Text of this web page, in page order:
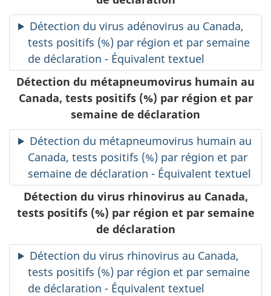
Détection du virus adénovirus au Canada,
tests positifs (%) par région et par semaine
de déclaration - Équivalent textuel
Détection du métapneumovirus humain au
Canada, tests positifs (%) par région et par
semaine de déclaration
Détection du métapneumovirus humain au
Canada, tests positifs (%) par région et par
semaine de déclaration - Équivalent textuel
Détection du virus rhinovirus au Canada,
tests positifs (%) par région et par semaine
de déclaration
Détection du virus rhinovirus au Canada,
tests positifs (%) par région et par semaine
de déclaration - Équivalent textuel